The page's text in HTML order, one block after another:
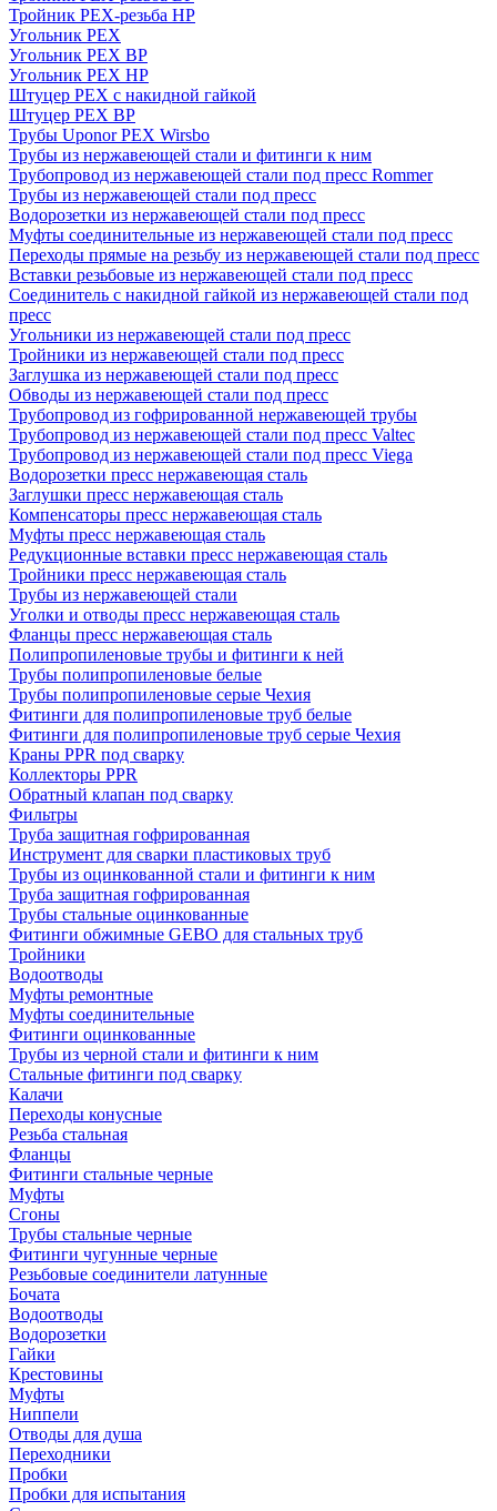
Тройник PEX-резьба НР
Угольник PEX
Угольник PEX ВР
Угольник PEX НР
Штуцер PEX c накидной гайкой
Штуцер PEX ВР
Трубы Uponor PEX Wirsbo
Трубы из нержавеющей стали и фитинги к ним
Трубопровод из нержавеющей стали под пресс Rommer
Трубы из нержавеющей стали под пресс
Водорозетки из нержавеющей стали под пресс
Муфты соединительные из нержавеющей стали под пресс
Переходы прямые на резьбу из нержавеющей стали под пресс
Вставки резьбовые из нержавеющей стали под пресс
Соединитель с накидной гайкой из нержавеющей стали под
пресс
Угольники из нержавеющей стали под пресс
Тройники из нержавеющей стали под пресс
Заглушка из нержавеющей стали под пресс
Обводы из нержавеющей стали под пресс
Трубопровод из гофрированной нержавеющей трубы
Трубопровод из нержавеющей стали под пресс Valtec
Трубопровод из нержавеющей стали под пресс Viega
Водорозетки пресс нержавеющая сталь
Заглушки пресс нержавеющая сталь
Компенсаторы пресс нержавеющая сталь
Муфты пресс нержавеющая сталь
Редукционные вставки пресс нержавеющая сталь
Тройники пресс нержавеющая сталь
Трубы из нержавеющей стали
Уголки и отводы пресс нержавеющая сталь
Фланцы пресс нержавеющая сталь
Полипропиленовые трубы и фитинги к ней
Трубы полипропиленовые белые
Трубы полипропиленовые серые Чехия
Фитинги для полипропиленовые труб белые
Фитинги для полипропиленовые труб серые Чехия
Краны PPR под сварку
Коллекторы PPR
Обратный клапан под сварку
Фильтры
Труба защитная гофрированная
Инструмент для сварки пластиковых труб
Трубы из оцинкованной стали и фитинги к ним
Труба защитная гофрированная
Трубы стальные оцинкованные
Фитинги обжимные GEBO для стальных труб
Тройники
Водоотводы
Муфты ремонтные
Муфты соединительные
Фитинги оцинкованные
Трубы из черной стали и фитинги к ним
Стальные фитинги под сварку
Калачи
Переходы конусные
Резьба стальная
Фланцы
Фитинги стальные черные
Муфты
Сгоны
Трубы стальные черные
Фитинги чугунные черные
Резьбовые соединители латунные
Бочата
Водоотводы
Водорозетки
Гайки
Крестовины
Муфты
Ниппели
Отводы для душа
Переходники
Пробки
Пробки для испытания